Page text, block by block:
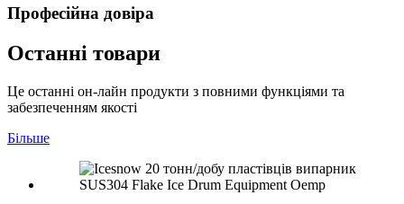
Професійна довіра
Останні товари
Це останні он-лайн продукти з повними функціями та
забезпеченням якості
Більше